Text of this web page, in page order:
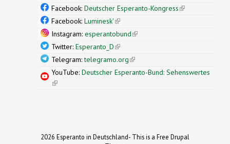
external)
Facebook: Deutscher Esperanto-Kongress(link is
Facebook: Luminesk'(link is external)
Instagram: esperantobund(link is external)
Twitter: Esperanto_D(link is external)
Telegram:telegramo.org(link is external)
YouTube: Deutscher Esperanto-Bund: Sehenswertes
(link is external)
2026 Esperanto in Deutschland- This is a Free Drupal